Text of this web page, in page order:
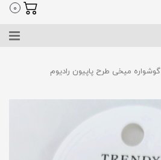
0
گوشواره میخی طرح پاپیون رادیوم